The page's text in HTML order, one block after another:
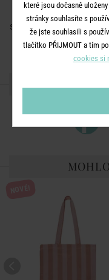
Další informace:Lze
sušičce na šetrný
které jsou dočasně
stránky souhlasíte s
že jste souhlasili s
tlačítko PŘIJMOUT a tím
cookies si